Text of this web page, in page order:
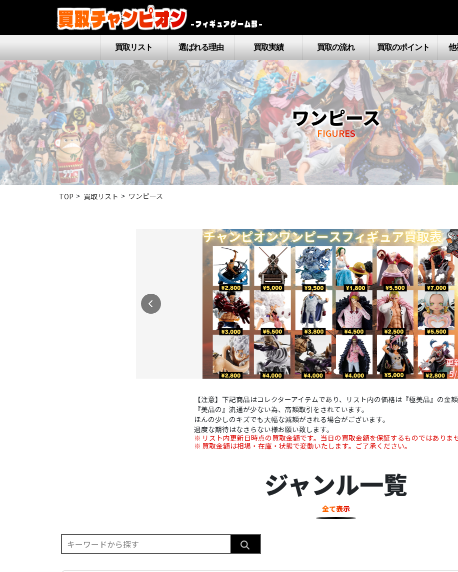
買取チャンピオン –フィギュアゲーム部–
買取リスト 選ばれる理由 買取実績 買取の流れ 買取のポイント 他
ワンピース
FIGURES
TOP 買取リスト ワンピース
【注意】下記商品はコレクターアイテムであり、リスト内の価格は『極美品』の金額
『美品の』流通が少ない為、高額取引をされています。
ほんの少しのキズでも大幅な減額がされる場合がございます。
過度な期待はなさらない様お願い致します。
リスト内更新日時点の買取金額です。当日の買取金額を保証するものではありま
買取金額は相場・在庫・状態で変動いたします。ご了承ください。
ジャンル一覧
全て表示